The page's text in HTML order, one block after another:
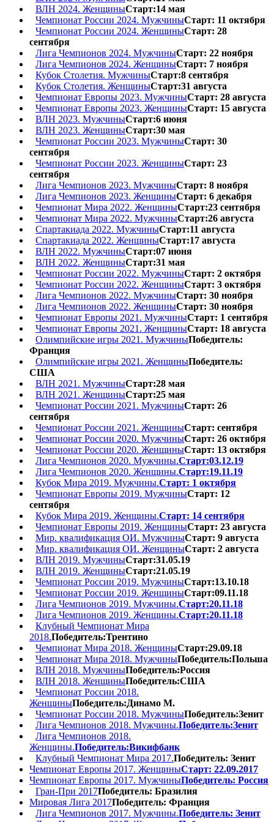
ВЛН 2024. ЖенщиныСтарт:14 мая
Чемпионат России 2024. МужчиныСтарт: 11 октября
Чемпионат России 2024. ЖенщиныСтарт: 28
сентября
Лига Чемпионов 2024. МужчиныСтарт: 22 ноября
Лига Чемпионов 2024. ЖенщиныСтарт: 7 ноября
Кубок Столетия. МужчиныСтарт:8 сентября
Кубок Столетия. ЖенщиныСтарт:31 августа
Чемпионат Европы 2023. МужчиныСтарт: 28 августа
Чемпионат Европы 2023. ЖенщиныСтарт: 15 августа
ВЛН 2023. МужчиныСтарт:6 июня
ВЛН 2023. ЖенщиныСтарт:30 мая
Чемпионат России 2023. МужчиныСтарт: 30
сентября
Чемпионат России 2023. ЖенщиныСтарт: 23
сентября
Лига Чемпионов 2023. МужчиныСтарт: 8 ноября
Лига Чемпионов 2023. ЖенщиныСтарт: 6 декабря
Чемпионат Мира 2022. ЖенщиныСтарт:23 сентября
Чемпионат Мира 2022. МужчиныСтарт:26 августа
Спартакиада 2022. МужчиныСтарт:11 августа
Спартакиада 2022. ЖенщиныСтарт:17 августа
ВЛН 2022. МужчиныСтарт:07 июня
ВЛН 2022. ЖенщиныСтарт:31 мая
Чемпионат России 2022. МужчиныСтарт: 2 октября
Чемпионат России 2022. ЖенщиныСтарт: 3 октября
Лига Чемпионов 2022. МужчиныСтарт: 30 ноября
Лига Чемпионов 2022. ЖенщиныСтарт: 30 ноября
Чемпионат Европы 2021. МужчиныСтарт: 1 сентября
Чемпионат Европы 2021. ЖенщиныСтарт: 18 августа
Олимпийские игры 2021. МужчиныПобедитель:
Франция
Олимпийские игры 2021. ЖенщиныПобедитель:
США
ВЛН 2021. МужчиныСтарт:28 мая
ВЛН 2021. ЖенщиныСтарт:25 мая
Чемпионат России 2021. МужчиныСтарт: 26
сентября
Чемпионат России 2021. ЖенщиныСтарт: сентября
Чемпионат России 2020. МужчиныСтарт: 26 октября
Чемпионат России 2020. ЖенщиныСтарт: 13 октября
Лига Чемпионов 2020. Мужчины.Старт:03.12.19
Лига Чемпионов 2020. Женщины.Старт:19.11.19
Кубок Мира 2019. Мужчины.Старт: 1 октября
Чемпионат Европы 2019. МужчиныСтарт: 12
сентября
Кубок Мира 2019. Женщины.Старт: 14 сентября
Чемпионат Европы 2019. ЖенщиныСтарт: 23 августа
Мир. квалификация ОИ. МужчиныСтарт: 9 августа
Мир. квалификация ОИ. ЖенщиныСтарт: 2 августа
ВЛН 2019. МужчиныСтарт:31.05.19
ВЛН 2019. ЖенщиныСтарт:21.05.19
Чемпионат России 2019. МужчиныСтарт:13.10.18
Чемпионат России 2019. ЖенщиныСтарт:09.11.18
Лига Чемпионов 2019. Мужчины.Старт:20.11.18
Лига Чемпионов 2019. Женщины.Старт:20.11.18
Клубный Чемпионат Мира
2018.Победитель:Трентино
Чемпионат Мира 2018. ЖенщиныСтарт:29.09.18
Чемпионат Мира 2018. МужчиныПобедитель:Польша
ВЛН 2018. МужчиныПобедитель:Россия
ВЛН 2018. ЖенщиныПобедитель:США
Чемпионат России 2018.
ЖенщиныПобедитель:Динамо М.
Чемпионат России 2018. МужчиныПобедитель:Зенит
Лига Чемпионов 2018. Мужчины.Победитель:Зенит
Лига Чемпионов 2018.
Женщины.Победитель:Викифбанк
Клубный Чемпионат Мира 2017.Победитель: Зенит
Чемпионат Европы 2017. ЖенщиныСтарт: 22.09.2017
Чемпионат Европы 2017. МужчиныПобедитель: Россия
Гран-При 2017Победитель: Бразилия
Мировая Лига 2017Победитель: Франция
Лига Чемпионов 2017. Мужчины.Победитель: Зенит